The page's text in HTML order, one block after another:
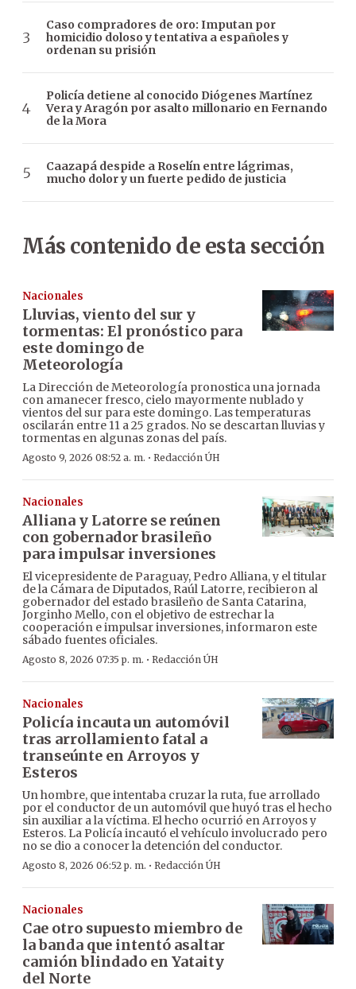
Caso compradores de oro: Imputan por
homicidio doloso y tentativa a españoles y
ordenan su prisión
Policía detiene al conocido Diógenes Martínez
Vera y Aragón por asalto millonario en Fernando
de la Mora
Caazapá despide a Roselín entre lágrimas,
mucho dolor y un fuerte pedido de justicia
Más contenido de esta sección
Nacionales
Lluvias, viento del sur y
tormentas: El pronóstico para
este domingo de
Meteorología
La Dirección de Meteorología pronostica una jornada
con amanecer fresco, cielo mayormente nublado y
vientos del sur para este domingo. Las temperaturas
oscilarán entre 11 a 25 grados. No se descartan lluvias y
tormentas en algunas zonas del país.
Agosto 9, 2026 08:52 a. m. · Redacción ÚH
Nacionales
Alliana y Latorre se reúnen
con gobernador brasileño
para impulsar inversiones
El vicepresidente de Paraguay, Pedro Alliana, y el titular
de la Cámara de Diputados, Raúl Latorre, recibieron al
gobernador del estado brasileño de Santa Catarina,
Jorginho Mello, con el objetivo de estrechar la
cooperación e impulsar inversiones, informaron este
sábado fuentes oficiales.
Agosto 8, 2026 07:35 p. m. · Redacción ÚH
Nacionales
Policía incauta un automóvil
tras arrollamiento fatal a
transeúnte en Arroyos y
Esteros
Un hombre, que intentaba cruzar la ruta, fue arrollado
por el conductor de un automóvil que huyó tras el hecho
sin auxiliar a la víctima. El hecho ocurrió en Arroyos y
Esteros. La Policía incautó el vehículo involucrado pero
no se dio a conocer la detención del conductor.
Agosto 8, 2026 06:52 p. m. · Redacción ÚH
Nacionales
Cae otro supuesto miembro de
la banda que intentó asaltar
camión blindado en Yataity
del Norte